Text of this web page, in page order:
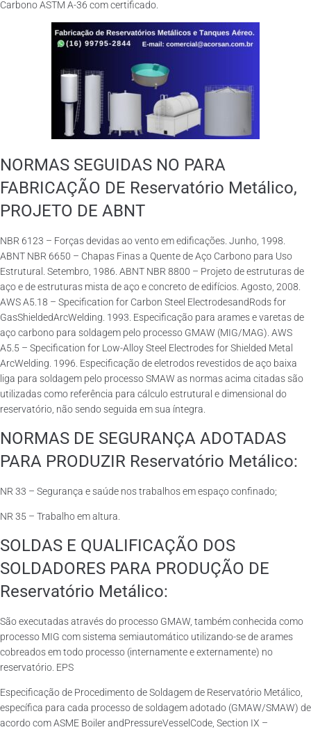
Carbono ASTM A-36 com certificado.
NORMAS SEGUIDAS NO PARA
FABRICAÇÃO DE Reservatório Metálico,
PROJETO DE ABNT
NBR 6123 – Forças devidas ao vento em edificações. Junho, 1998.
ABNT NBR 6650 – Chapas Finas a Quente de Aço Carbono para Uso
Estrutural. Setembro, 1986. ABNT NBR 8800 – Projeto de estruturas de
aço e de estruturas mista de aço e concreto de edifícios. Agosto, 2008.
AWS A5.18 – Specification for Carbon Steel ElectrodesandRods for
GasShieldedArcWelding. 1993. Especificação para arames e varetas de
aço carbono para soldagem pelo processo GMAW (MIG/MAG). AWS
A5.5 – Specification for Low-Alloy Steel Electrodes for Shielded Metal
ArcWelding. 1996. Especificação de eletrodos revestidos de aço baixa
liga para soldagem pelo processo SMAW as normas acima citadas são
utilizadas como referência para cálculo estrutural e dimensional do
reservatório, não sendo seguida em sua íntegra.
NORMAS DE SEGURANÇA ADOTADAS
PARA PRODUZIR Reservatório Metálico:
NR 33 – Segurança e saúde nos trabalhos em espaço confinado;
NR 35 – Trabalho em altura.
SOLDAS E QUALIFICAÇÃO DOS
SOLDADORES PARA PRODUÇÃO DE
Reservatório Metálico:
São executadas através do processo GMAW, também conhecida como
processo MIG com sistema semiautomático utilizando-se de arames
cobreados em todo processo (internamente e externamente) no
reservatório. EPS
Especificação de Procedimento de Soldagem de Reservatório Metálico,
específica para cada processo de soldagem adotado (GMAW/SMAW) de
acordo com ASME Boiler andPressureVesselCode, Section IX –